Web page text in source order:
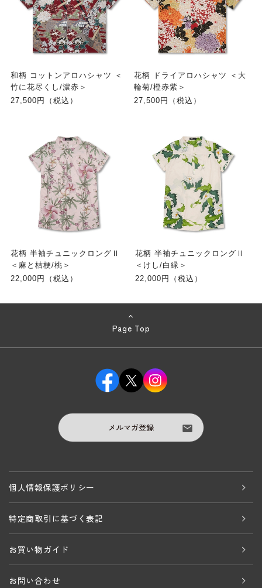
和柄 コットンアロハシャツ ＜
竹に花尽くし/濃赤＞
27,500円（税込）
花柄 ドライアロハシャツ ＜大
輪菊/橙赤紫＞
27,500円（税込）
花柄 半袖チュニックロングⅡ
＜麻と桔梗/桃＞
22,000円（税込）
花柄 半袖チュニックロングⅡ
＜けし/白緑＞
22,000円（税込）
Page Top
メルマガ登録
個人情報保護ポリシー
特定商取引に基づく表記
お買い物ガイド
お問い合わせ